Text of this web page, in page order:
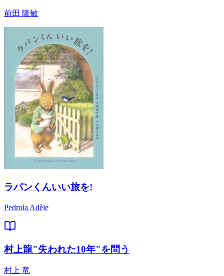
前田 隆敏
ラパンくんいい旅を!
Pedrola Adèle
村上龍"失われた10年"を問う
村上 竜